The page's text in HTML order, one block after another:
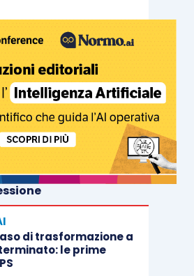
di trasformazione a
le prime